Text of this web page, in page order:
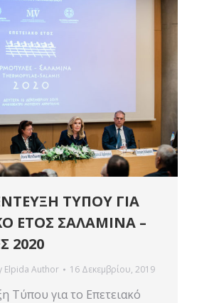
ΤΥΠΟΥ ΓΙΑ
ΕΤΟΣ ΣΑΛΑΜΙΝΑ –
2020
Elpida Author 16 Δεκεμβρίου, 2019
Τύπου για το Eπετειακό